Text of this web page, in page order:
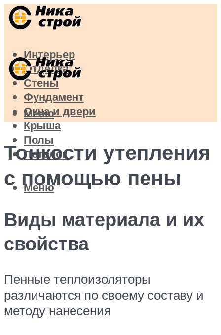
Интерьер
Отделка
Стены
Фундамент
Окна и двери
Крыша
Полы
Потолок
Меню
Меню
Тонкости утепления
с помощью пены
Виды материала и их
свойства
Пенные теплоизоляторы
различаются по своему составу и
методу нанесения